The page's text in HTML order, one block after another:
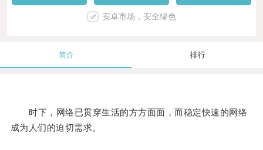
安卓市场，安全绿色
简介 排行
时下，网络已贯穿生活的方方面面，而稳定快速的网络
成为人们的迫切需求。